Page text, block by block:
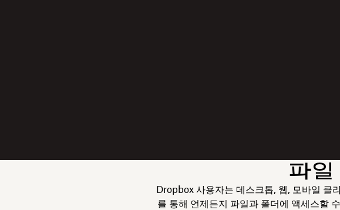
파일
Dropbox 사용자는 데스크톱, 웹, 모바일 클
를 통해 언제든지 파일과 폴더에 액세스할